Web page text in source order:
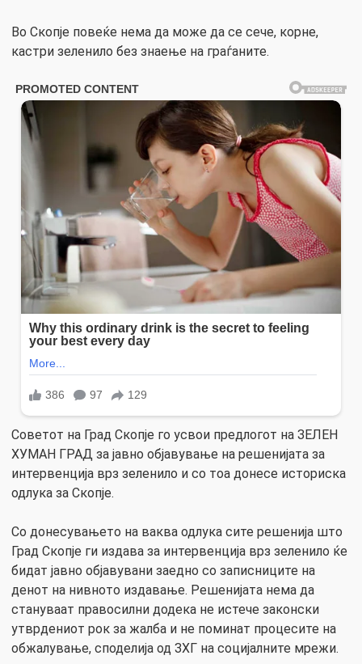
Во Скопје повеќе нема да може да се сече, корне,
кастри зеленило без знаење на граѓаните.
Советот на Град Скопје го усвои предлогот на ЗЕЛЕН
ХУМАН ГРАД за јавно објавување на решенијата за
интервенција врз зеленило и со тоа донесе историска
одлука за Скопје.
Со донесувањето на ваква одлука сите решенија што
Град Скопје ги издава за интервенција врз зеленило ќе
бидат јавно објавувани заедно со записниците на
денот на нивното издавање. Решенијата нема да
стануваат правосилни додека не истече законски
утврдениот рок за жалба и не поминат процесите на
обжалување, споделија од ЗХГ на социјалните мрежи.